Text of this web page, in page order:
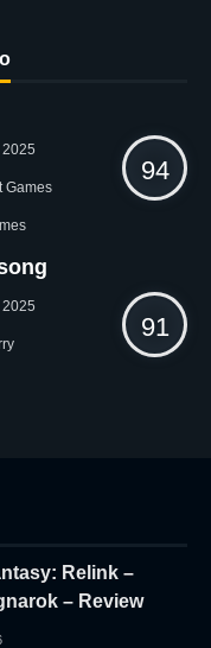
Games
94
91
Relink –
– Review